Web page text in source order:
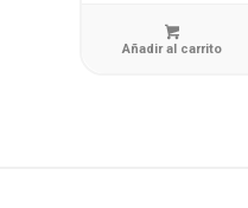
Añadir al carrito